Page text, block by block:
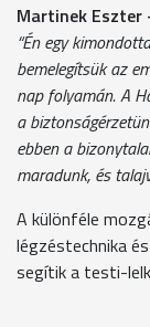
Martinek
“Én egy
bemelegítsük az
nap folyamán. A
a
ebben a
maradunk, és
A különféle
légzéstechnika
segítik a testi-